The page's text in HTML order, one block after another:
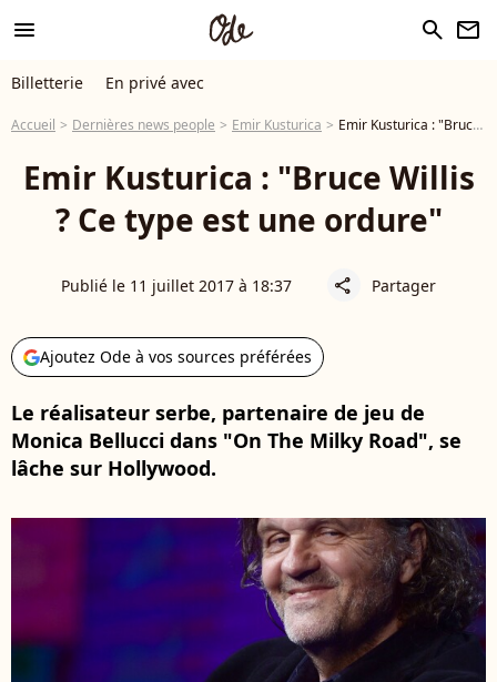
menu search newsletter
Billetterie En privé avec
Accueil Dernières news people Emir Kusturica Emir Kusturica : "Bruce Willis ? Ce type est une ordure"
Emir Kusturica : "Bruce Willis
? Ce type est une ordure"
Publié le 11 juillet 2017 à 18:37 share Partager
Ajoutez Ode à vos sources préférées
Le réalisateur serbe, partenaire de jeu de
Monica Bellucci dans "On The Milky Road", se
lâche sur Hollywood.